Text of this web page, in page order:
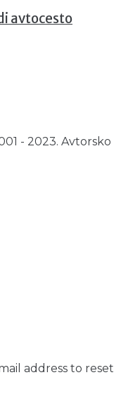
avtocesto
- 2023. Avtorsko
address to reset